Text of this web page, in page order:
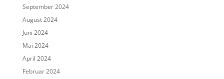
September 2024
August 2024
Juni 2024
Mai 2024
April 2024
Februar 2024